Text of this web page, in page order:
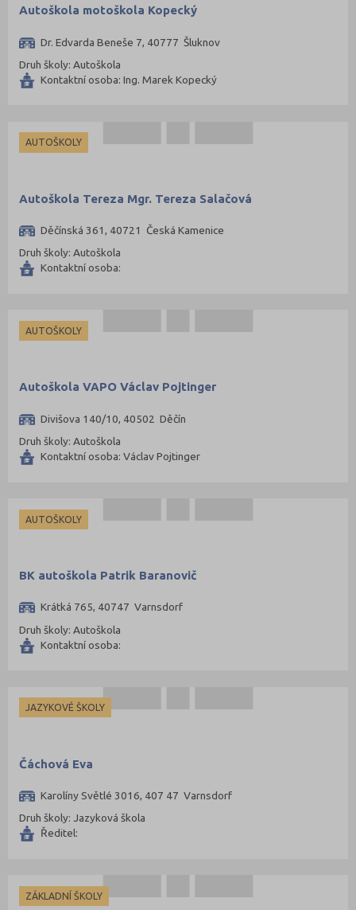
Autoškola motoškola Kopecký
Dr. Edvarda Beneše 7, 40777 Šluknov
Druh školy: Autoškola
Kontaktní osoba: Ing. Marek Kopecký
AUTOŠKOLY
Autoškola Tereza Mgr. Tereza Salačová
Děčínská 361, 40721 Česká Kamenice
Druh školy: Autoškola
Kontaktní osoba:
AUTOŠKOLY
Autoškola VAPO Václav Pojtinger
Divišova 140/10, 40502 Děčín
Druh školy: Autoškola
Kontaktní osoba: Václav Pojtinger
AUTOŠKOLY
BK autoškola Patrik Baranovič
Krátká 765, 40747 Varnsdorf
Druh školy: Autoškola
Kontaktní osoba:
JAZYKOVÉ ŠKOLY
Čáchová Eva
Karolíny Světlé 3016, 407 47 Varnsdorf
Druh školy: Jazyková škola
Ředitel:
ZÁKLADNÍ ŠKOLY